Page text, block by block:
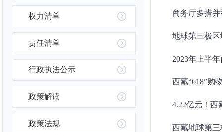
权力清单
责任清单
行政执法公示
政策解读
政策法规
商务厅多措
地球第三极
2023年上半
西藏“618”购
4.22亿元！西
西藏地球第